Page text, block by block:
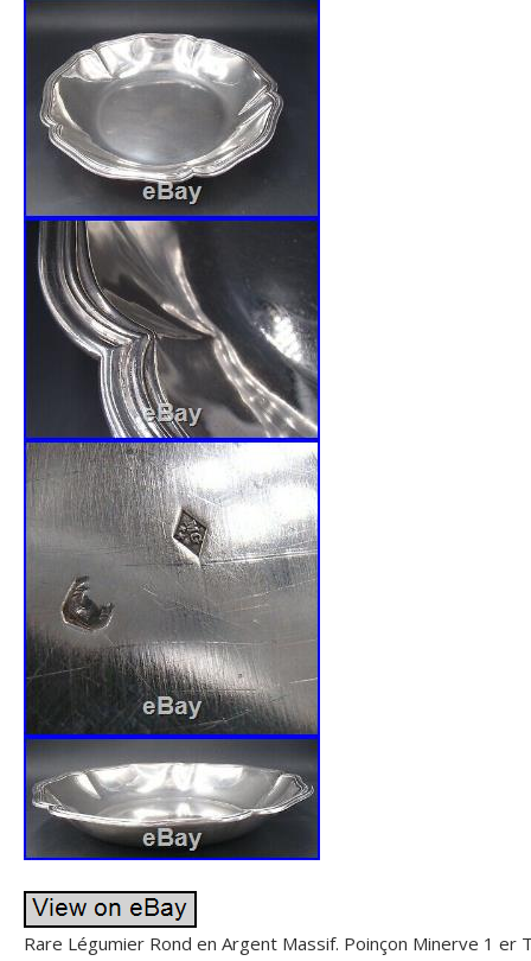
Rare Légumier Rond en Argent Massif. Poinçon Minerve 1 er